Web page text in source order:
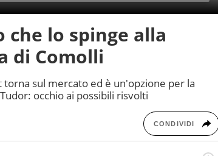
lo spinge alla
di Comolli
torna sul mercato ed è un'opzione per la
occhio ai possibili risvolti
CONDIVIDI